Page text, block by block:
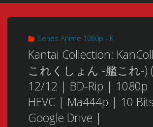
Series Anime 1080p - K
Kantai Collection:
これくしょん -艦これ-)
12/12 | BD-Rip | 1080p
HEVC | Ma444p | 10
Google Drive |